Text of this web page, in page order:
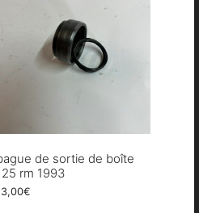
de sortie de boîte
rm 1993
€